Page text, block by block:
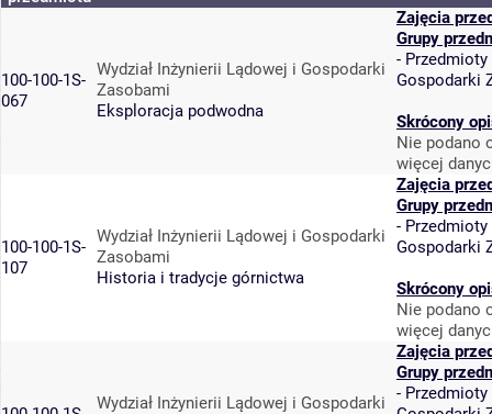
100-100-1S-
067
Wydział Inżynierii Lądowej i Gospodarki
Zasobami
Eksploracja podwodna
Zajęcia
Grupy
- Przedmioty
Gospodarki
Skrócony
Nie podano
więcej
100-100-1S-
107
Wydział Inżynierii Lądowej i Gospodarki
Zasobami
Historia i tradycje górnictwa
Zajęcia
Grupy
- Przedmioty
Gospodarki
Skrócony
Nie podano
więcej
Wydział Inżynierii Lądowej i Gospodarki
Zajęcia
Grupy
- Przedmioty